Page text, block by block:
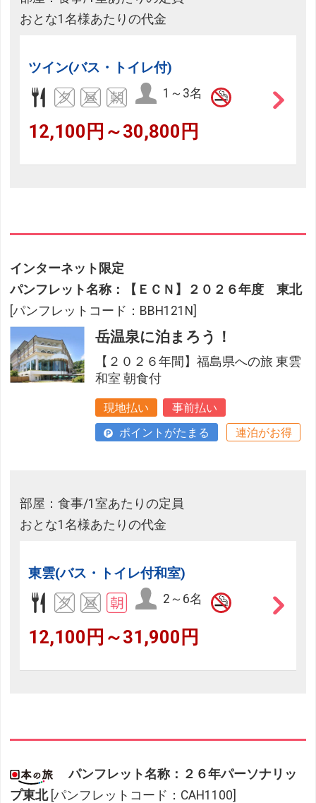
おとな1名様あたりの代金
ツイン(バス・トイレ付)
1～3名
12,100円～30,800円
インターネット限定
パンフレット名称：【ＥＣＮ】２０２６年度 東北
[パンフレットコード：BBH121N]
岳温泉に泊まろう！
【２０２６年間】福島県への旅 東雲
和室 朝食付
現地払い
事前払い
ポイントがたまる
連泊がお得
部屋：食事/1室あたりの定員
おとな1名様あたりの代金
東雲(バス・トイレ付和室)
2～6名
12,100円～31,900円
パンフレット名称：２６年パーソナリッ
プ東北 [パンフレットコード：CAH1100]